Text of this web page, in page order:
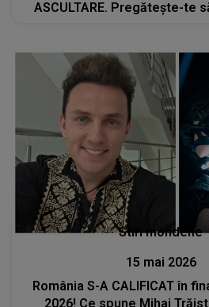
ASCULTARE. Pregătește-te
Stiri mondene
15 mai 2026
România S-A CALIFICAT în
2026! Ce spune Mihai